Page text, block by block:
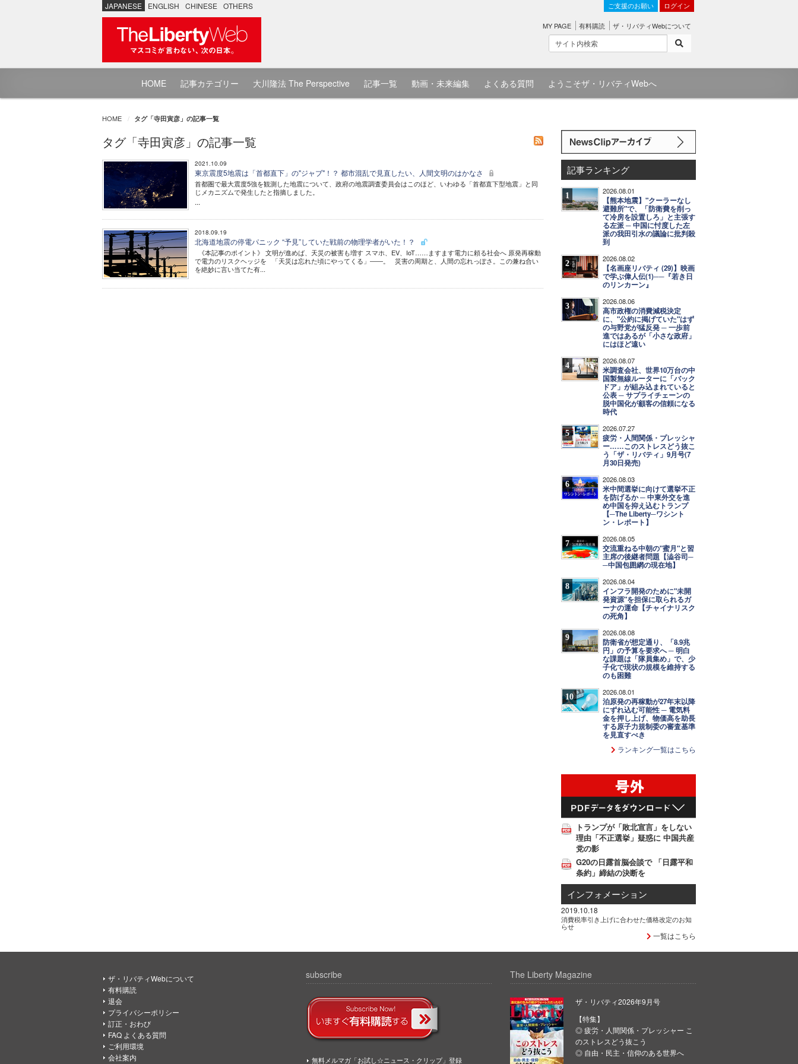
JAPANESE ENGLISH CHINESE OTHERS ご支援のお願い ログイン
MY PAGE 有料購読 ザ・リバティWebについて
HOME 記事カテゴリー 大川隆法 The Perspective 記事一覧 動画・未来編集 よくある質問 ようこそザ・リバティWebへ
HOME タグ「寺田寅彦」の記事一覧
タグ「寺田寅彦」の記事一覧
2021.10.09
東京震度5地震は「首都直下」の"ジャブ"！？ 都市混乱で見直したい、人間文明のはかなさ
首都圏で最大震度5強を観測した地震について、政府の地震調査委員会はこのほど、いわゆる「首都直下型地震」と同
じメカニズムで発生したと指摘しました。
...
2018.09.19
北海道地震の停電パニック “予見”していた戦前の物理学者がいた！？
《本記事のポイント》 文明が進めば、天災の被害も増す スマホ、EV、IoT……ますます電力に頼る社会へ 原発再稼動
で電力のリスクヘッジを 「天災は忘れた頃にやってくる」――。 災害の周期と、人間の忘れっぽさ。この兼ね合い
を絶妙に言い当てた有...
記事ランキング
1 2026.08.01
【熊本地震】"クーラーなし
避難所"で、「防衛費を削っ
て冷房を設置しろ」と主張す
る左派 ─ 中国に忖度した左
派の我田引水の議論に批判殺
到
2 2026.08.02
【名画座リバティ (29)】映画
で学ぶ偉人伝(1)──『若き日
のリンカーン』
3 2026.08.06
高市政権の消費減税決定
に、"公約に掲げていた"はず
の与野党が猛反発 ─ 一歩前
進ではあるが「小さな政府」
にはほど遠い
4 2026.08.07
米調査会社、世界10万台の中
国製無線ルーターに「バック
ドア」が組み込まれていると
公表 ─ サプライチェーンの
脱中国化が顧客の信頼になる
時代
5 2026.07.27
疲労・人間関係・プレッシャ
ー……このストレスどう抜こ
う「ザ・リバティ」9月号(7
月30日発売)
6 2026.08.03
米中間選挙に向けて選挙不正
を防げるか ─ 中東外交を進
め中国を抑え込むトランプ
【─The Liberty─ワシント
ン・レポート】
7 2026.08.05
交流重ねる中朝の"蜜月"と習
主席の後継者問題【澁谷司─
─中国包囲網の現在地】
8 2026.08.04
インフラ開発のために"未開
発資源"を担保に取られるガ
ーナの運命【チャイナリスク
の死角】
9 2026.08.08
防衛省が想定通り、「8.9兆
円」の予算を要求へ ─ 明白
な課題は「隊員集め」で、少
子化で現状の規模を維持する
のも困難
10 2026.08.01
泊原発の再稼動が27年末以降
にずれ込む可能性 ─ 電気料
金を押し上げ、物価高を助長
する原子力規制委の審査基準
を見直すべき
ランキング一覧はこちら
トランプが「敗北宣言」をしない
理由「不正選挙」疑惑に 中国共産
党の影
G20の日露首脳会談で 「日露平和
条約」締結の決断を
インフォメーション
2019.10.18
消費税率引き上げに合わせた価格改定のお知
らせ
一覧はこちら
ザ・リバティWebについて
有料購読
退会
プライバシーポリシー
訂正・おわび
FAQ よくある質問
ご利用環境
会社案内
subscribe
無料メルマガ「お試し☆ニュース・クリップ」登録
The Liberty Magazine
ザ・リバティ2026年9月号
【特集】
◎ 疲労・人間関係・プレッシャー こ
のストレスどう抜こう
◎ 自由・民主・信仰のある世界へ